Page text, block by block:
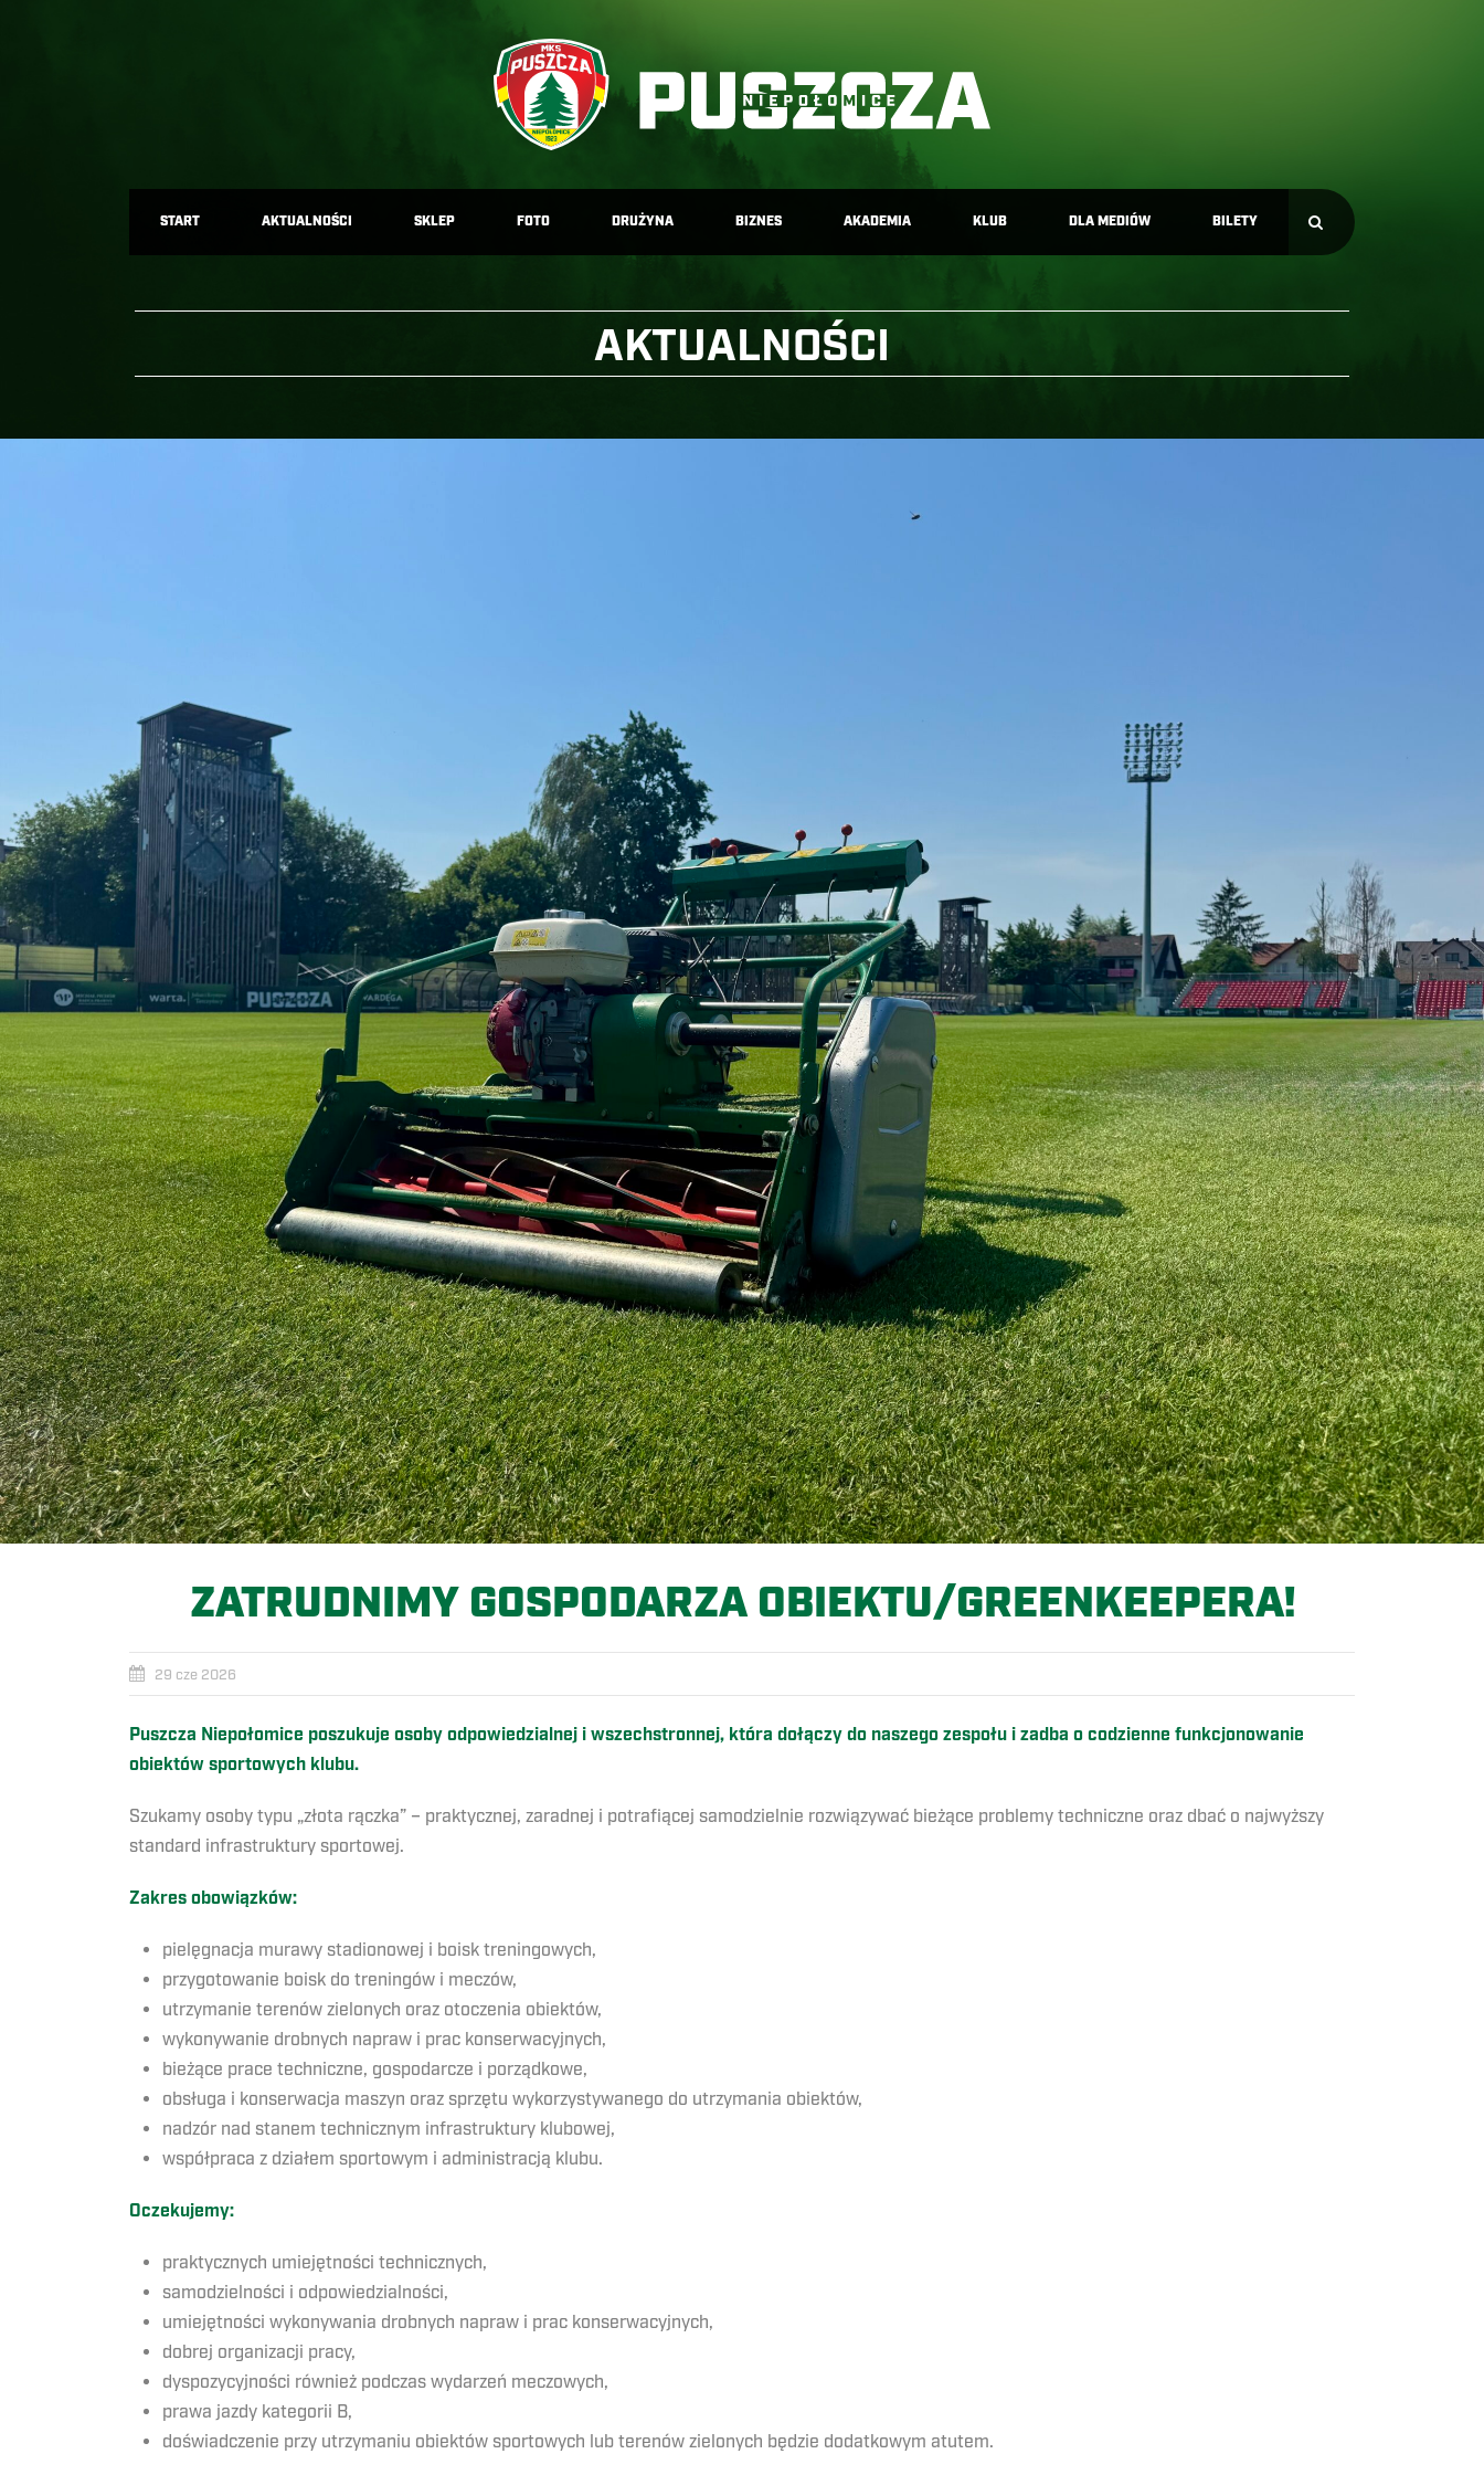
START AKTUALNOŚCI SKLEP FOTO DRUŻYNA BIZNES AKADEMIA KLUB DLA MEDIÓW BILETY
AKTUALNOŚCI
ZATRUDNIMY GOSPODARZA OBIEKTU/GREENKEEPERA!
29 cze 2026
Puszcza Niepołomice poszukuje osoby odpowiedzialnej i wszechstronnej, która dołączy do naszego zespołu i zadba o codzienne funkcjonowanie
obiektów sportowych klubu.
Szukamy osoby typu „złota rączka” – praktycznej, zaradnej i potrafiącej samodzielnie rozwiązywać bieżące problemy techniczne oraz dbać o najwyższy
standard infrastruktury sportowej.
Zakres obowiązków:
pielęgnacja murawy stadionowej i boisk treningowych,
przygotowanie boisk do treningów i meczów,
utrzymanie terenów zielonych oraz otoczenia obiektów,
wykonywanie drobnych napraw i prac konserwacyjnych,
bieżące prace techniczne, gospodarcze i porządkowe,
obsługa i konserwacja maszyn oraz sprzętu wykorzystywanego do utrzymania obiektów,
nadzór nad stanem technicznym infrastruktury klubowej,
współpraca z działem sportowym i administracją klubu.
Oczekujemy:
praktycznych umiejętności technicznych,
samodzielności i odpowiedzialności,
umiejętności wykonywania drobnych napraw i prac konserwacyjnych,
dobrej organizacji pracy,
dyspozycyjności również podczas wydarzeń meczowych,
prawa jazdy kategorii B,
doświadczenie przy utrzymaniu obiektów sportowych lub terenów zielonych będzie dodatkowym atutem.